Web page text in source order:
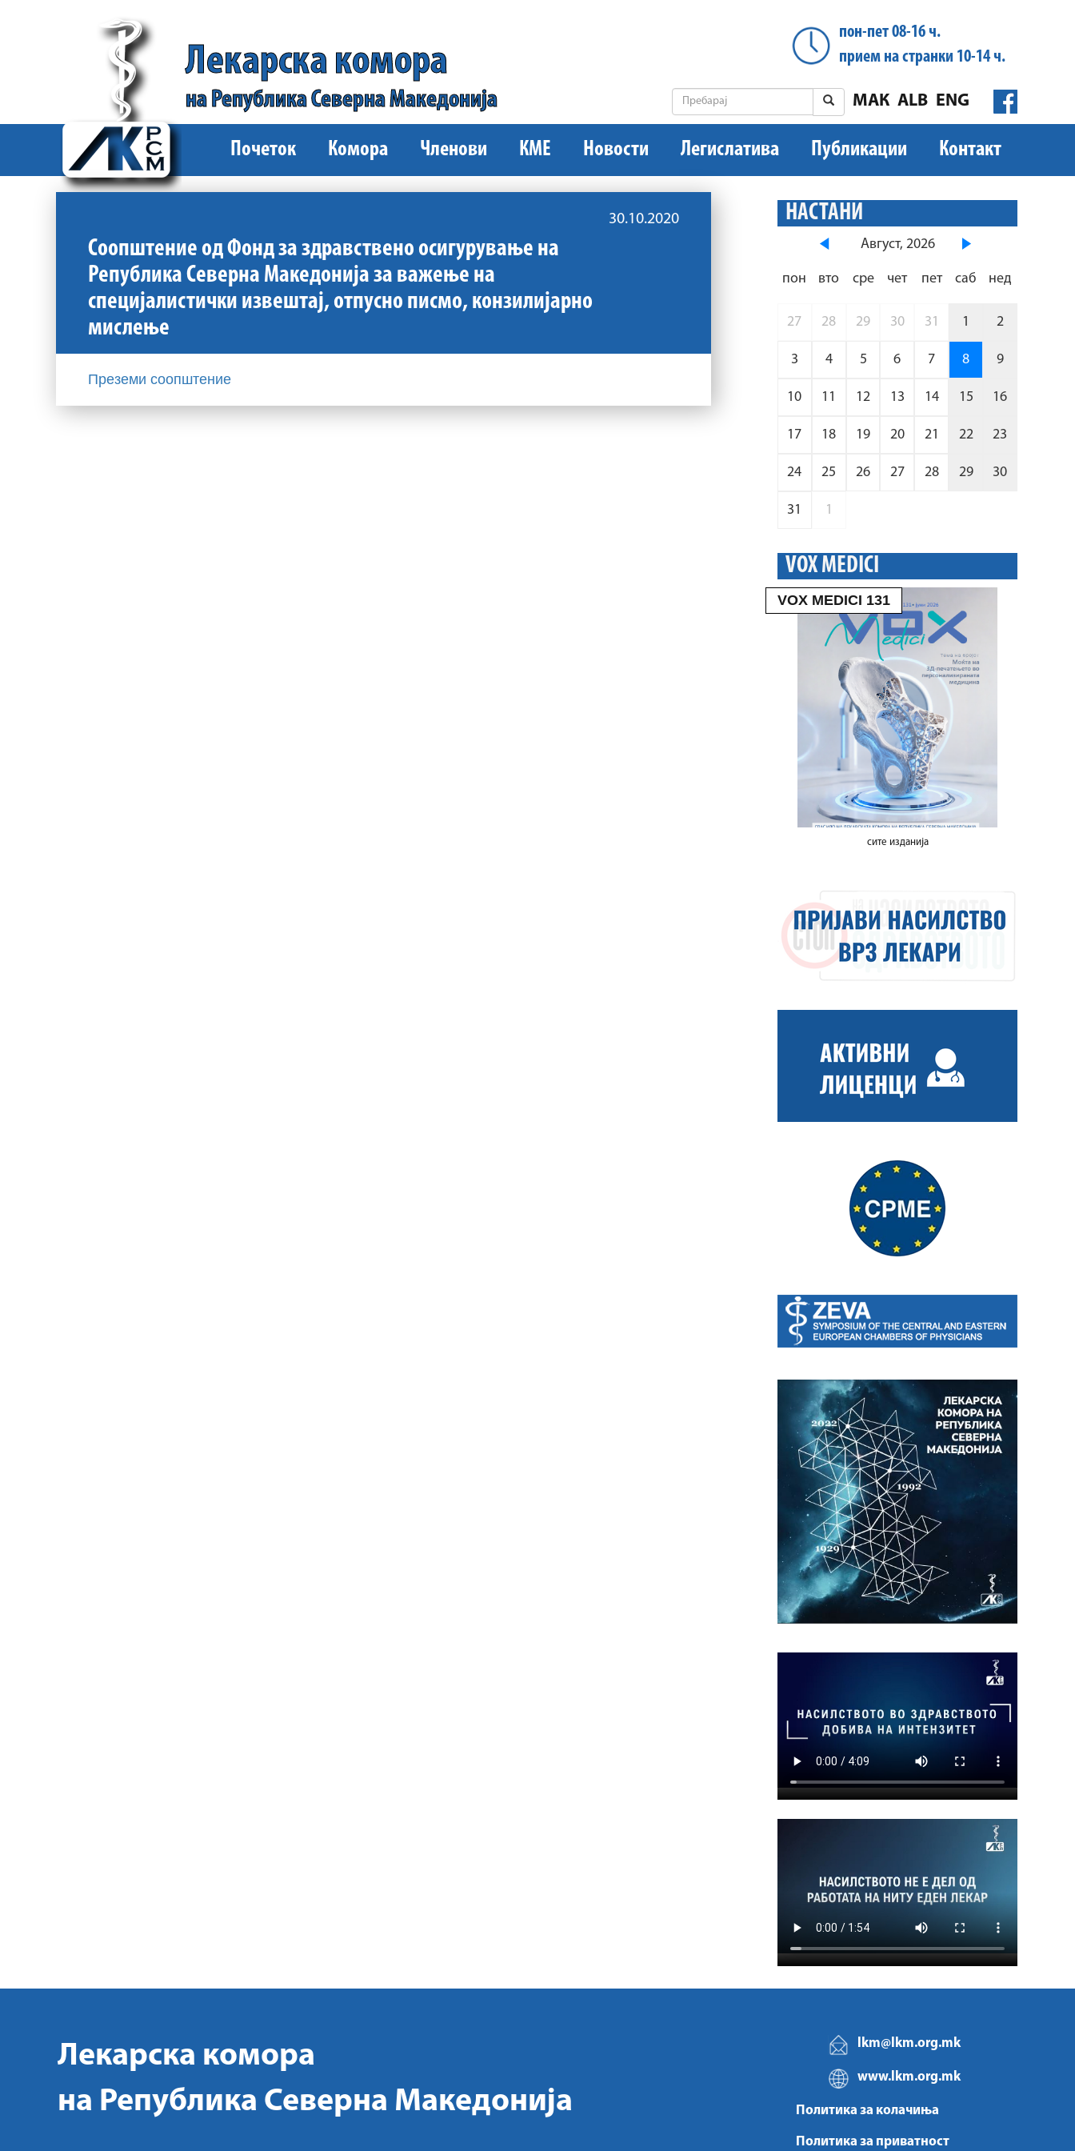
Лекарска комора
на Република Северна Македонија
пон-пет 08-16 ч.
прием на странки 10-14 ч.
ENG
ALB
МАК
Почеток Комора Членови КМЕ Новости Легислатива Публикации Контакт
30.10.2020
Соопштение од Фонд за здравствено осигурување на
Република Северна Македонија за важење на
специјалистички извештај, отпусно писмо, конзилијарно
мислење
Преземи соопштение
НАСТАНИ
Август, 2026
пон вто сре чет пет саб нед
27 28 29 30 31 1 2
3 4 5 6 7 8 9
10 11 12 13 14 15 16
17 18 19 20 21 22 23
24 25 26 27 28 29 30
31 1
VOX MEDICI
VOX MEDICI 131
сите изданија
Лекарска комора
на Република Северна Македонија
lkm@lkm.org.mk
www.lkm.org.mk
Политика за колачиња
Политика за приватност